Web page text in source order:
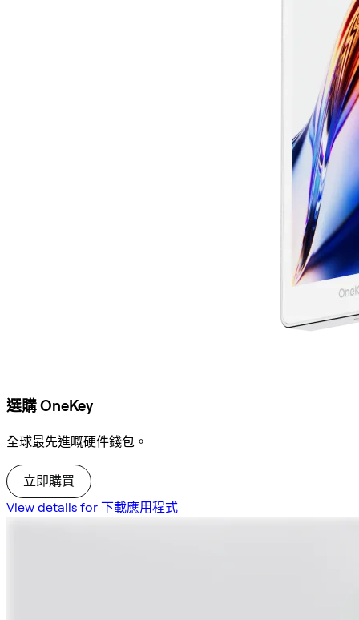
選購 OneKey
全球最先進嘅硬件錢包。
立即購買
View details for 下載應用程式